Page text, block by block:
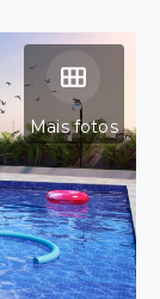
Mais fotos